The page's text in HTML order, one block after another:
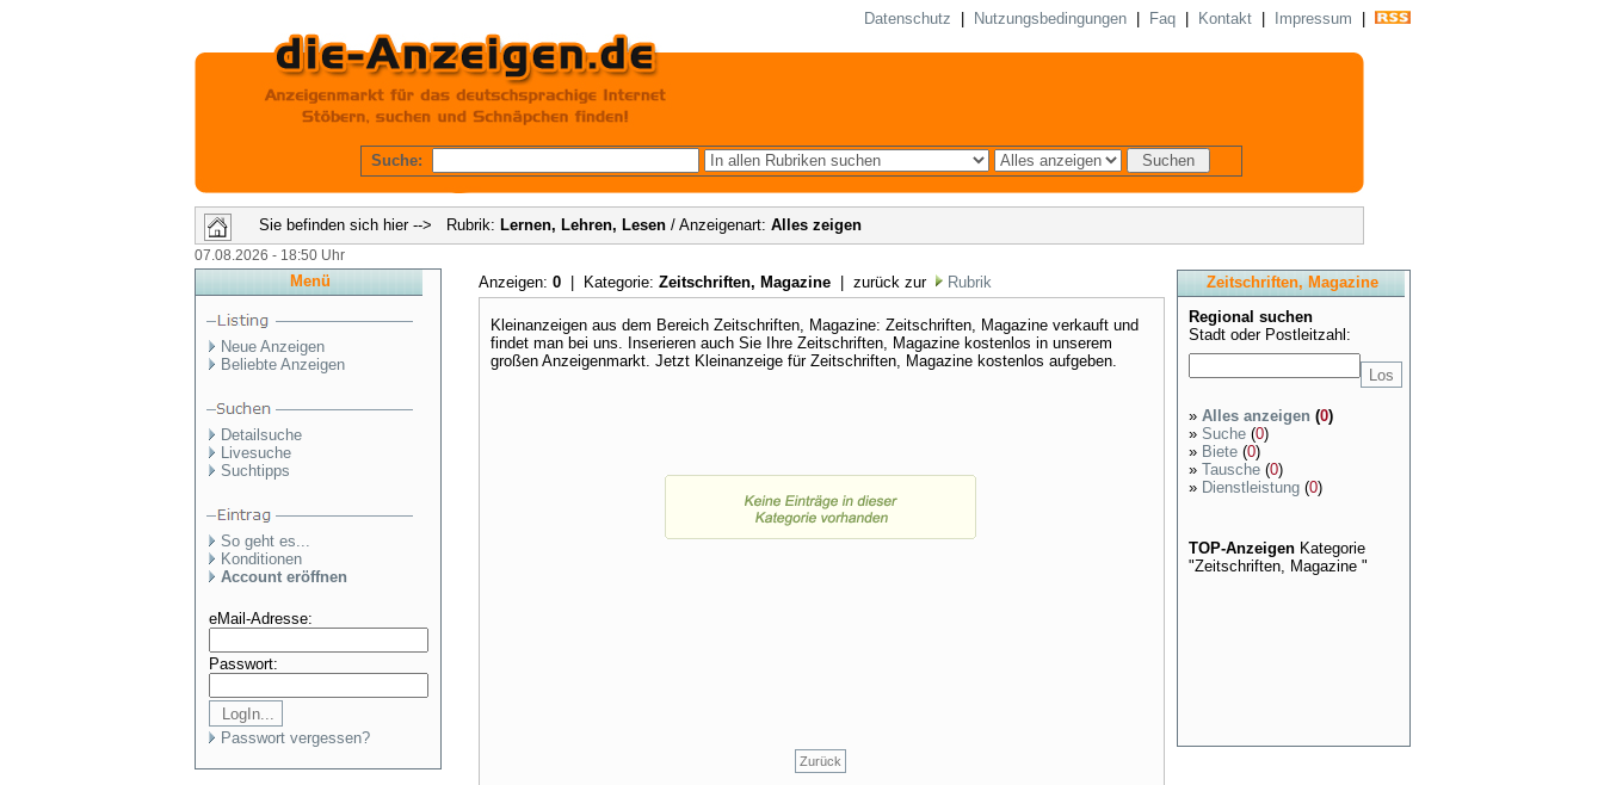
Datenschutz Nutzungsbedingungen| Faq| Kontakt| Impressum
Suche:
Sie befinden sich hier --> Rubrik: Lernen, Lehren, Lesen/ Anzeigenart: Alles zeigen
07.08.2026 - 18:50 Uhr
Menü
Neue Anzeigen
Beliebte Anzeigen
Detailsuche
Livesuche
Suchtipps
So geht es...
Konditionen
Account eröffnen
eMail-Adresse:
Passwort:
Passwort vergessen?
Anzeigen: 0| Kategorie: Zeitschriften, Magazine | zurück zur Rubrik
Kleinanzeigen aus dem Bereich Zeitschriften, Magazine: Zeitschriften, Magazine verkauft und
findet man bei uns. Inserieren auch Sie Ihre Zeitschriften, Magazine kostenlos in unserem
großen Anzeigenmarkt. Jetzt Kleinanzeige für Zeitschriften, Magazine kostenlos aufgeben.
Zurück
Zeitschriften, Magazine
Regional suchen
Stadt oder Postleitzahl:
» Alles anzeigen (0)
» Suche(0)
» Biete(0)
» Tausche(0)
» Dienstleistung(0)
TOP-AnzeigenKategorie
"Zeitschriften, Magazine "